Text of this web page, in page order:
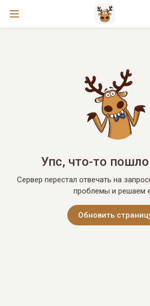
Упс, что-то
Сервер перестал отвечать на
проблемы и решаем
Обновить